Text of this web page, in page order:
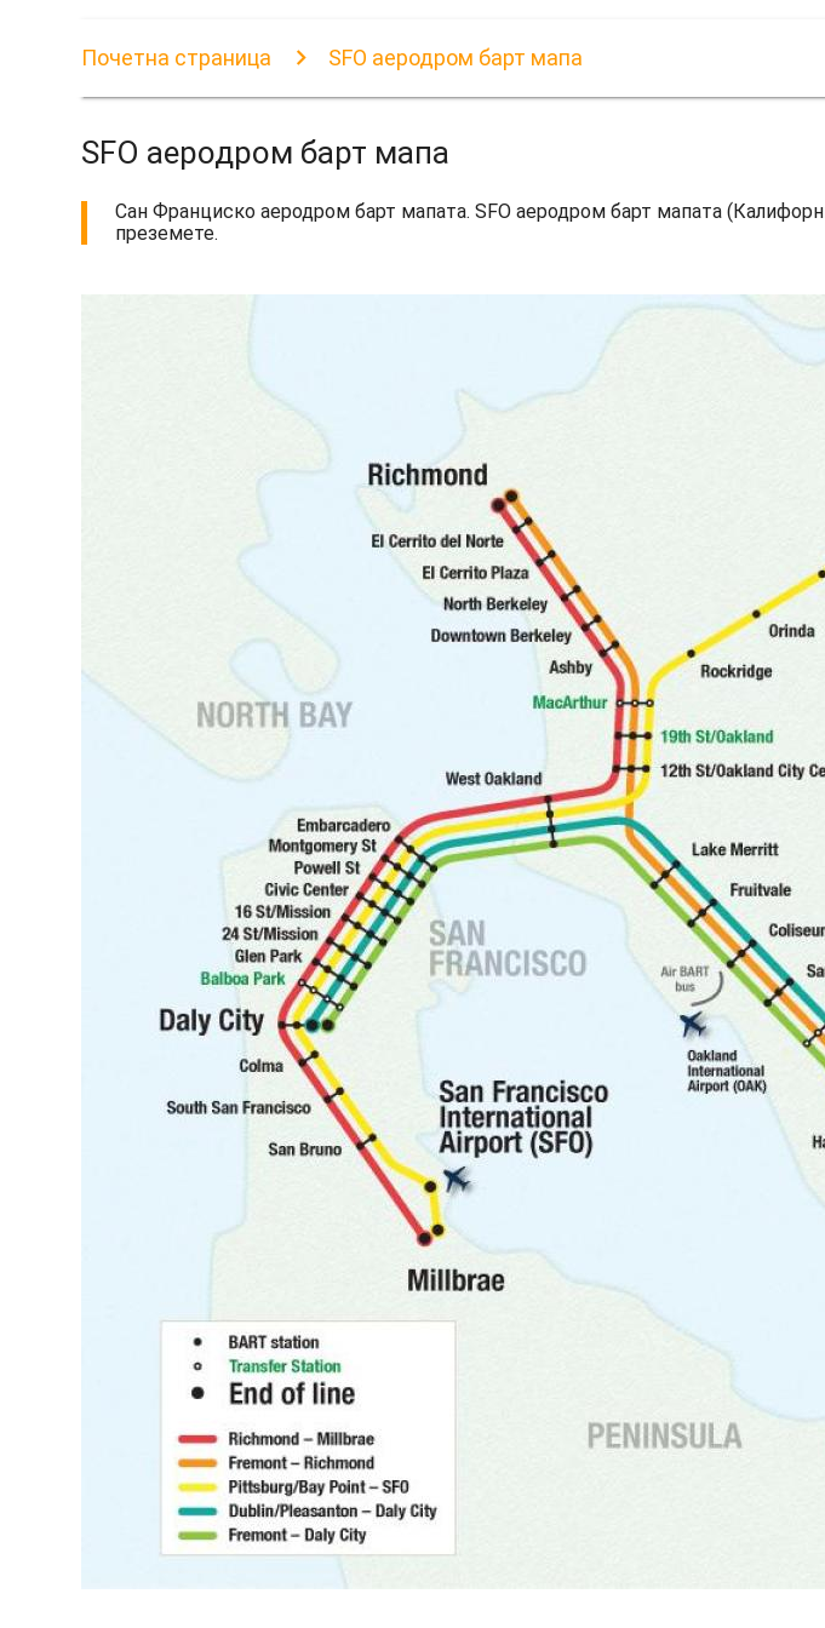
Почетна страница SFO аеродром барт мапа
SFO аеродром барт мапа
Сан Франциско аеродром барт мапата. SFO аеродром барт мапата
преземете.